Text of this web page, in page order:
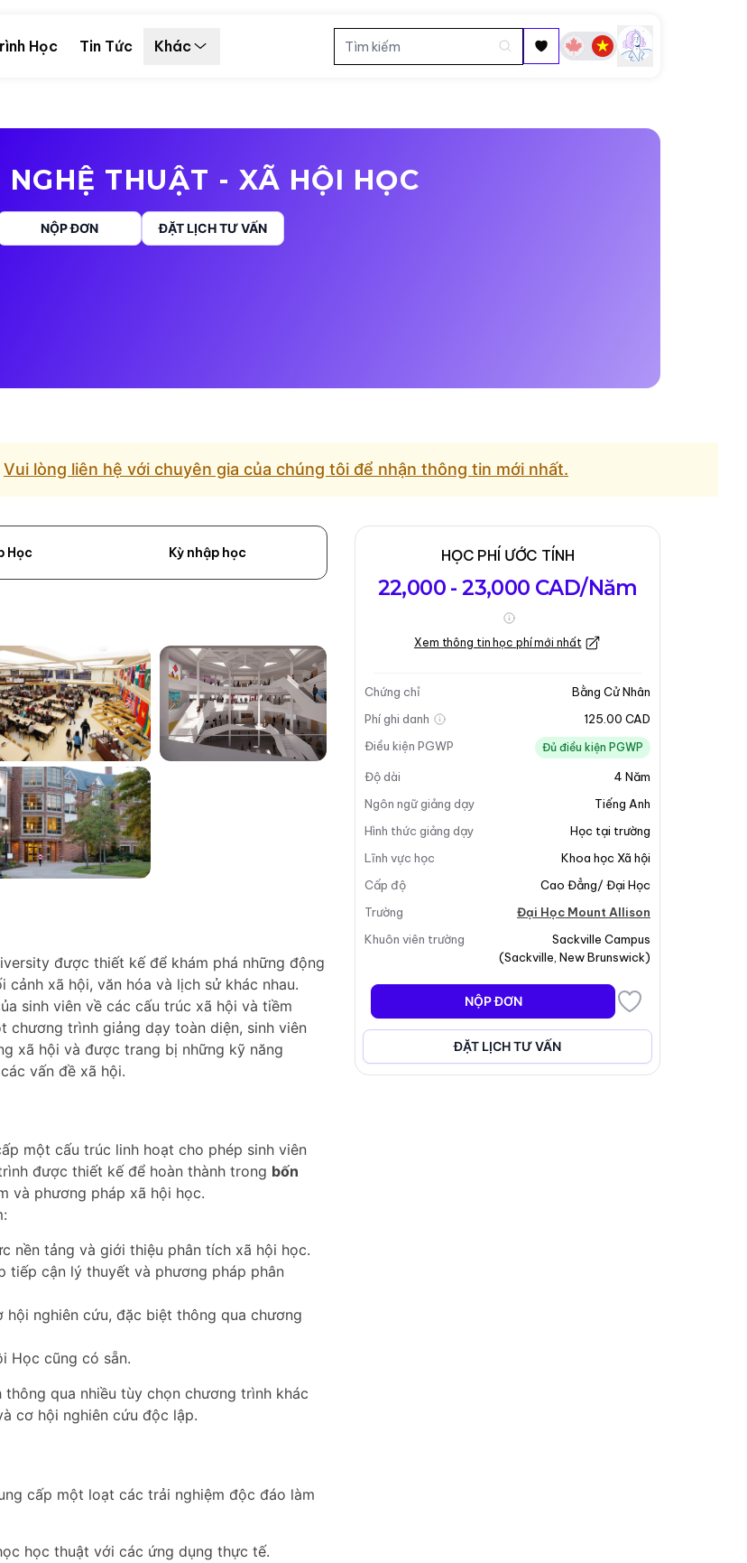
Học Tin Tức Khác
NGHỆ THUẬT - XÃ HỘI HỌC
NỘP ĐƠN ĐẶT LỊCH TƯ VẤN
Vui lòng liên hệ với chuyên gia của chúng tôi để nhận thông tin mới nhất.
Học Kỳ nhập học
được thiết kế để khám phá những động
xã hội, văn hóa và lịch sử khác nhau.
sinh viên về các cấu trúc xã hội và tiềm
chương trình giảng dạy toàn diện, sinh viên
xã hội và được trang bị những kỹ năng
vấn đề xã hội.
một cấu trúc linh hoạt cho phép sinh viên
được thiết kế để hoàn thành trong bốn
và phương pháp xã hội học.
nền tảng và giới thiệu phân tích xã hội học.
tiếp cận lý thuyết và phương pháp phân
hội nghiên cứu, đặc biệt thông qua chương
Học cũng có sẵn.
qua nhiều tùy chọn chương trình khác
cơ hội nghiên cứu độc lập.
cấp một loạt các trải nghiệm độc đáo làm
học thuật với các ứng dụng thực tế.
HỌC PHÍ ƯỚC TÍNH
22,000 - 23,000 CAD/Năm
Xem thông tin học phí mới nhất
Chứng chỉ
Bằng Cử Nhân
Phí ghi danh
125.00 CAD
Điều kiện PGWP
Đủ điều kiện PGWP
Độ dài 4 Năm
Ngôn ngữ giảng dạy
Tiếng Anh
Hình thức giảng dạy
Học tại trường
Lĩnh vực học
Khoa học Xã hội
Cấp độ
Cao Đẳng/ Đại Học
Trường
Đại Học Mount Allison
Khuôn viên trường
Sackville Campus
(Sackville New Brunswick)
NỘP ĐƠN
ĐẶT LỊCH TƯ VẤN